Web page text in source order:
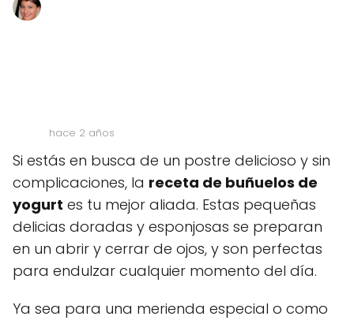
hace 2 años
Si estás en busca de un postre delicioso y sin
complicaciones, la receta de buñuelos de
yogurt es tu mejor aliada. Estas pequeñas
delicias doradas y esponjosas se preparan
en un abrir y cerrar de ojos, y son perfectas
para endulzar cualquier momento del día.
Ya sea para una merienda especial o como